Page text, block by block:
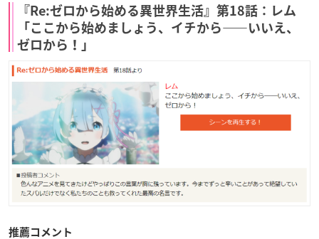
『Re:ゼロから始める異世界生活』第18話：レム
「ここから始めましょう、イチから――いいえ、
ゼロから！」
推薦コメント